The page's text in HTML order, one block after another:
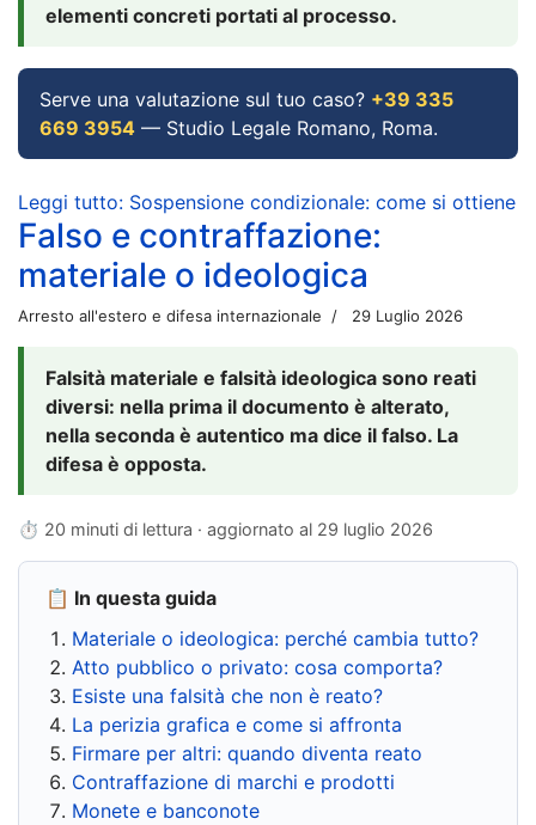
elementi concreti portati al processo.
Serve una valutazione sul tuo caso? +39 335
669 3954 — Studio Legale Romano, Roma.
Leggi tutto: Sospensione condizionale: come si ottiene
Falso e contraffazione:
materiale o ideologica
Arresto all'estero e difesa internazionale 29 Luglio 2026
Falsità materiale e falsità ideologica sono reati
diversi: nella prima il documento è alterato,
nella seconda è autentico ma dice il falso. La
difesa è opposta.
⏱ 20 minuti di lettura · aggiornato al 29 luglio 2026
📋 In questa guida
Materiale o ideologica: perché cambia tutto?
Atto pubblico o privato: cosa comporta?
Esiste una falsità che non è reato?
La perizia grafica e come si affronta
Firmare per altri: quando diventa reato
Contraffazione di marchi e prodotti
Monete e banconote